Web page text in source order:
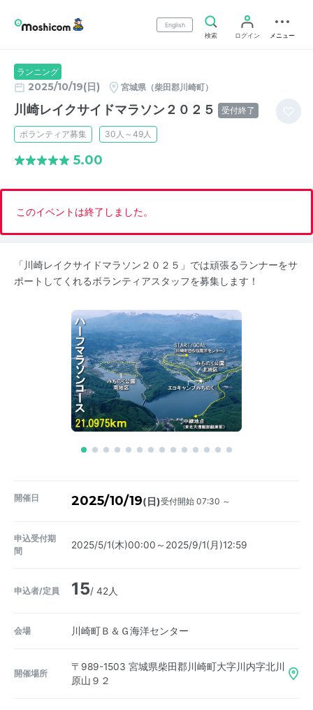
English
検索
ログイン メニュー
ランニング
2025/10/19(日) 宮城県（柴田郡川崎町）
川崎レイクサイドマラソン２０２５ 受付終了
ボランティア募集 30人～49人
5.00
このイベントは終了しました。
「川崎レイクサイドマラソン２０２５」では頑張るランナーをサ
ポートしてくれるボランティアスタッフを募集します！
開催日 2025/10/19(日)受付開始 07:30 ～
申込受付期
間
2025/5/1(木)00:00～2025/9/1(月)12:59
申込者/定員 15/ 42人
会場 川崎町Ｂ＆Ｇ海洋センター
開催場所
〒989-1503 宮城県柴田郡川崎町大字川内字北川
原山９２